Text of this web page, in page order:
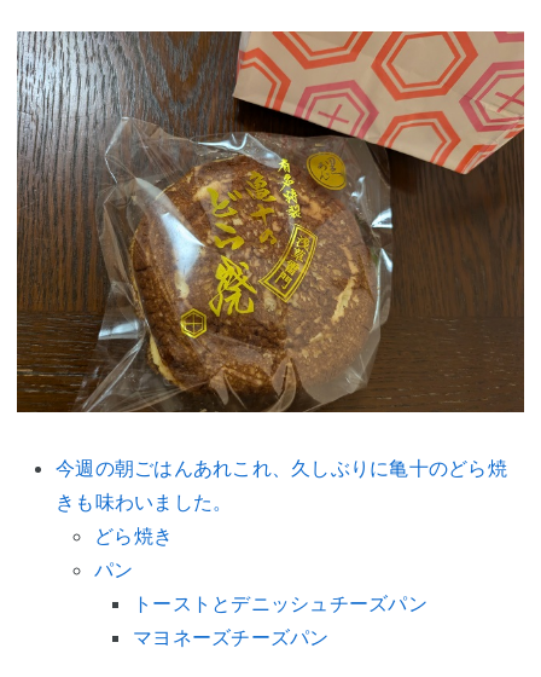
今週の朝ごはんあれこれ、久しぶりに亀十のどら焼
きも味わいました。
どら焼き
パン
トーストとデニッシュチーズパン
マヨネーズチーズパン